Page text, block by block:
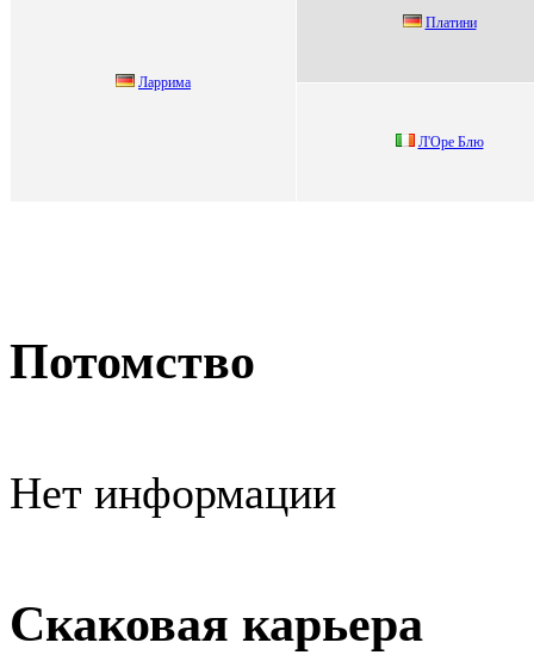
Ларрима
Плaтини
Л'Oрe Блю
Потомство
Нет информации
Скаковая карьера